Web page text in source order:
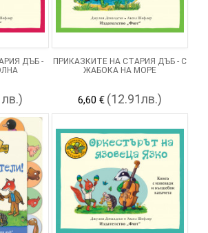
ДЪБ -
ПРИКАЗКИТЕ НА СТАРИЯ ДЪБ - С
ЖАБОКА НА МОРЕ
6,60 € (12.91лв.)